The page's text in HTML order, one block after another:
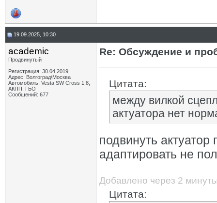
19.09.2025, 10:30
academic
Продвинутый
Регистрация: 30.04.2019
Адрес: Волгоград\Москва
Автомобиль: Vesta SW Cross 1,8,
АКПП, ГБО
Сообщений: 677
Re: Обсуждение и
Цитата:
между вилкой
актуатора нет
подвинуть
адаптировать не
Добавлено через 2
Цитата: